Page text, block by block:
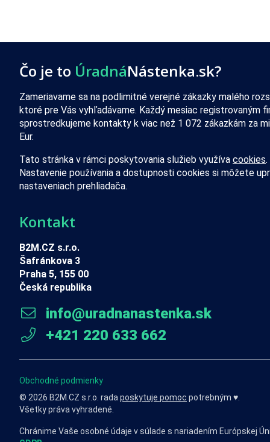
Čo je to ÚradnáNástenka.sk?
Zameriavame sa na podlimitné verejné zákazky malého
ktoré pre Vás vyhľadávame. Každý mesiac registrovaným
sprostredkujeme kontakty k viac než 1 072 zákazkám za
Eur.
Tato stránka v rámci poskytovania služieb využíva cookies.
Nastavenie používania a dostupnosti cookies si môžete
nastaveniach prehliadača.
Kontakt
B2M.CZ s.r.o.
Šafránkova 3
Praha 5, 155 00
Česká republika
info@uradnanastenka.sk
+421 220 633 662
Obchodné podmienky
© 2026 B2M.CZ s.r.o. rada poskytuje pomoc potrebným ♥️.
Všetky práva vyhradené.
Chránime Vaše osobné údaje v súlade s nariadením Európskej